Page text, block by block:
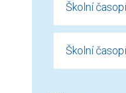
Školní
Školní